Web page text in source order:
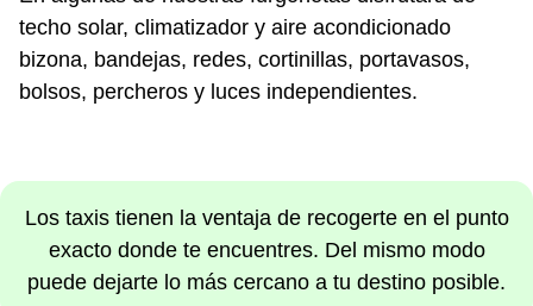
techo solar, climatizador y aire acondicionado
bizona, bandejas, redes, cortinillas, portavasos,
bolsos, percheros y luces independientes.
Los taxis tienen la ventaja de recogerte en el punto
exacto donde te encuentres. Del mismo modo
puede dejarte lo más cercano a tu destino posible.